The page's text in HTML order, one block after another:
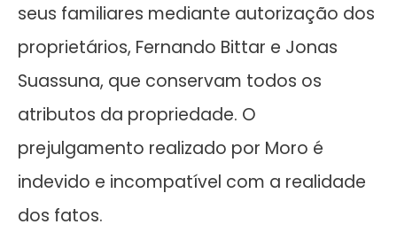
seus familiares mediante autorização dos
proprietários, Fernando Bittar e Jonas
Suassuna, que conservam todos os
atributos da propriedade. O
prejulgamento realizado por Moro é
indevido e incompatível com a realidade
dos fatos.